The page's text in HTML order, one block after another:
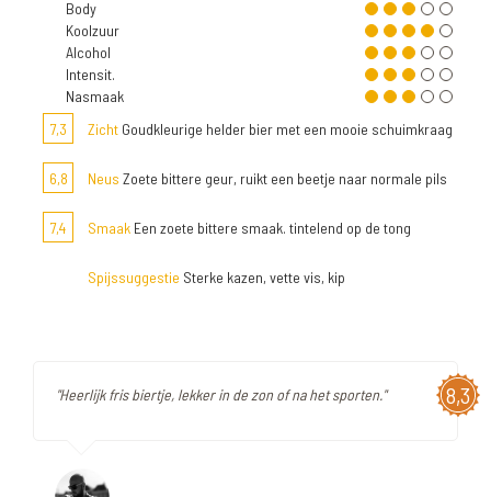
Body
Koolzuur
Alcohol
Intensit.
Nasmaak
7,3
Zicht Goudkleurige helder bier met een mooie schuimkraag
6,8 Neus Zoete bittere geur, ruikt een beetje naar normale pils
7,4 Smaak Een zoete bittere smaak. tintelend op de tong
Spijssuggestie Sterke kazen, vette vis, kip
8,3
"Heerlijk fris biertje, lekker in de zon of na het sporten."